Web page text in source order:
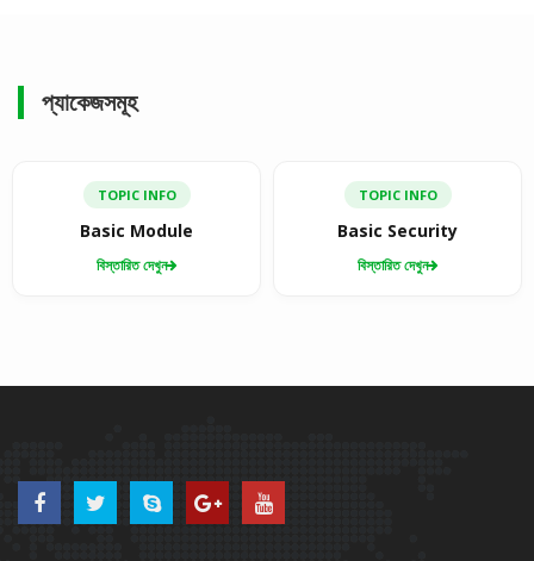
প্যাকেজসমূহ
TOPIC INFO
Basic Module
বিস্তারিত দেখুন
TOPIC INFO
Basic Security
বিস্তারিত দেখুন